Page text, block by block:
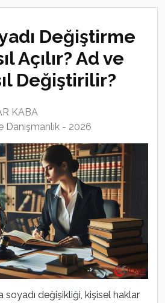
Değiştirme
Açılır? Ad ve
Değiştirilir?
KABA
Danışmanlık - 2026
değişikliği, kişisel haklar